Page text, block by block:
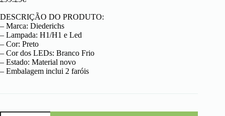
DESCRIÇÃO DO PRODUTO:
– Marca: Diederichs
– Lampada: H1/H1 e Led
– Cor: Preto
– Cor dos LEDs: Branco Frio
– Estado: Material novo
– Embalagem inclui 2 faróis